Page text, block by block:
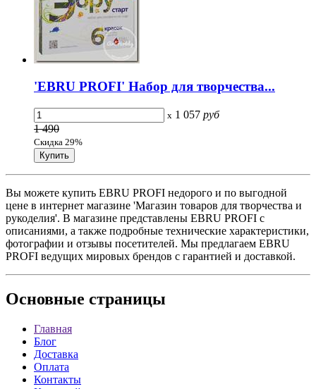
'EBRU PROFI' Набор для творчества...
x 1 057 руб
1 490
Скидка 29%
Вы можете купить EBRU PROFI недорого и по выгодной
цене в интернет магазине 'Магазин товаров для творчества и
рукоделия'. В магазине представлены EBRU PROFI с
описаниями, а также подробные технические характеристики,
фотографии и отзывы посетителей. Мы предлагаем EBRU
PROFI ведущих мировых брендов с гарантией и доставкой.
Основные страницы
Главная
Блог
Доставка
Оплата
Контакты